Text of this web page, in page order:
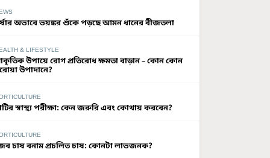
অভাবে ভয়ঙ্কর শুঁকে পড়ছে আমন ধানের বীজতলা
& LIFESTYLE
উপায়ে রোগ প্রতিরোধ ক্ষমতা বাড়ান – কোন কোন
উপাদানে?
স্বাস্থ্য পরীক্ষা: কেন জরুরি এবং কোথায় করবেন?
চাষ বনাম প্রচলিত চাষ: কোনটা লাভজনক?